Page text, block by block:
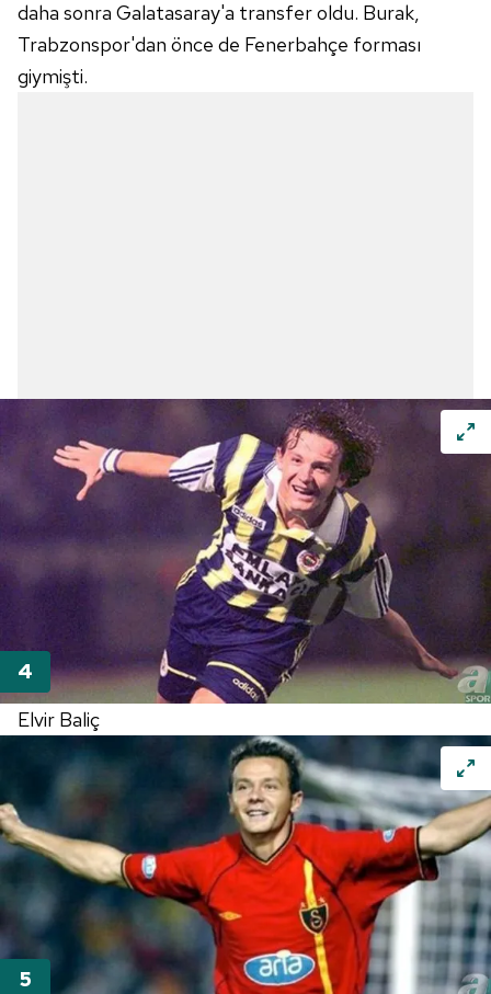
daha sonra Galatasaray'a transfer oldu. Burak,
Trabzonspor'dan önce de Fenerbahçe forması
giymişti.
Elvir Baliç